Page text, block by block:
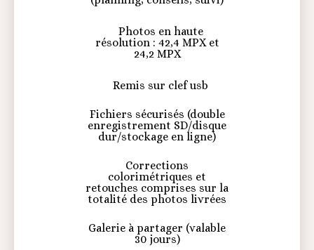
Photos en haute
résolution : 42,4 MPX et
24,2 MPX
Remis sur clef usb
Fichiers sécurisés (double
enregistrement SD/disque
dur/stockage en ligne)
Corrections
colorimétriques et
retouches comprises sur la
totalité des photos livrées
Galerie à partager (valable
30 jours)